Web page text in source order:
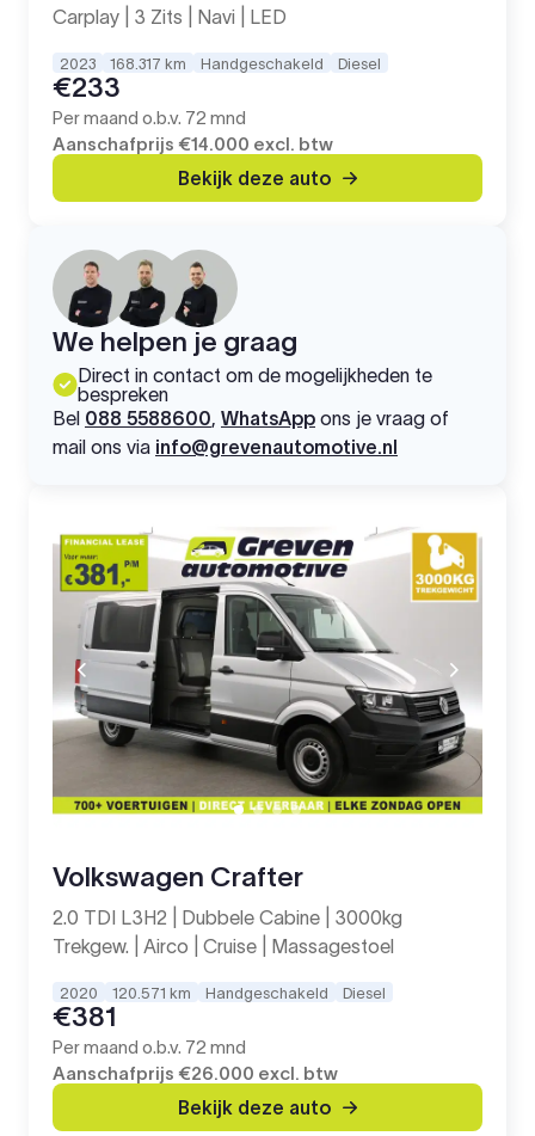
Carplay | 3 Zits | Navi | LED
2023 168.317 km Handgeschakeld Diesel
€233
Per maand o.b.v. 72 mnd
Aanschafprijs €14.000 excl. btw
Bekijk deze auto
We helpen je graag
Direct in contact om de mogelijkheden te
bespreken
Bel 088 5588600, WhatsApp ons je vraag of
mail ons via info@grevenautomotive.nl
Volkswagen Crafter
2.0 TDI L3H2 | Dubbele Cabine | 3000kg
Trekgew. | Airco | Cruise | Massagestoel
2020 120.571 km Handgeschakeld Diesel
€381
Per maand o.b.v. 72 mnd
Aanschafprijs €26.000 excl. btw
Bekijk deze auto